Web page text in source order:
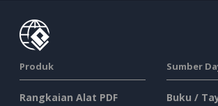
Produk
Rangkaian Alat PDF
Sumber
Buku /